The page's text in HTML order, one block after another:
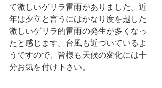
て激しいゲリラ雷雨がありました。近
年は夕立と言うにはかなり度を越した
激しいゲリラ的雷雨の発生が多くなっ
たと感じます。台風も近づいているよ
うですので、皆様も天候の変化には十
分お気を付け下さい。